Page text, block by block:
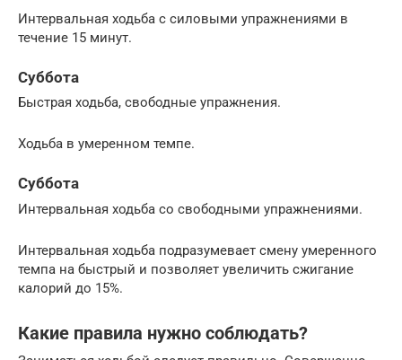
Интервальная ходьба с силовыми упражнениями в
течение 15 минут.
Суббота
Быстрая ходьба, свободные упражнения.
Ходьба в умеренном темпе.
Суббота
Интервальная ходьба со свободными упражнениями.
Интервальная ходьба подразумевает смену умеренного
темпа на быстрый и позволяет увеличить сжигание
калорий до 15%.
Какие правила нужно соблюдать?